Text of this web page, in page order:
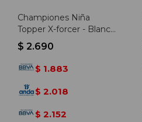
Championes Niña
Topper X-forcer - Blanco-
rosado
$ 2.690
$ 1.883
$ 2.018
$ 2.152